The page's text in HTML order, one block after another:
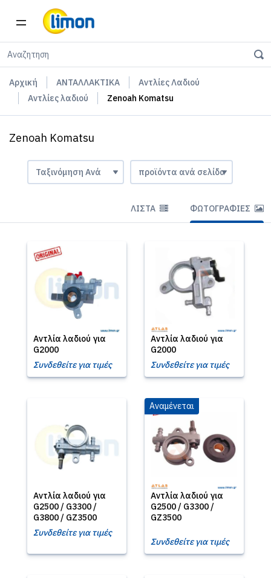
Αρχική ΑΝΤΑΛΛΑΚΤΙΚΑ
Αντλίες Λαδιού
Αντλίες λαδιού
Zenoah Komatsu
Zenoah Komatsu
ΛΊΣΤΑ ΦΩΤΟΓΡΑΦΊΕΣ
Αντλία λαδιού για
G2000
Συνδεθείτε για τιμές
Αντλία λαδιού για
G2000
Συνδεθείτε για τιμές
Αντλία λαδιού για
G2500 / G3300 /
G3800 / GZ3500
Συνδεθείτε για τιμές
Αντλία λαδιού για
G2500 / G3300 /
GZ3500
Αναμένεται
Συνδεθείτε για τιμές